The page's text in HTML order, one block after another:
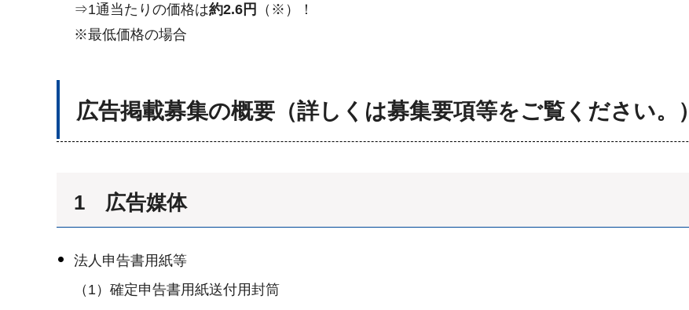
⇒1通当たりの価格は約2.6円
（※）！
※最低価格の場合
広告掲載募集の概要（詳しくは募集要項等をご覧ください。）
1 広告媒体
法人申告書用紙等
（1）確定申告書用紙送付用封筒